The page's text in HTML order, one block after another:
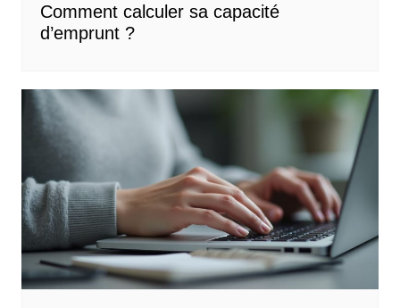
Comment calculer sa capacité
d’emprunt ?